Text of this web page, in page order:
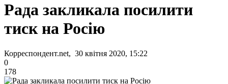
Рада закликала посилити
тиск на Росію
Корреспондент.net, 30 квітня 2020, 15:22
0
178